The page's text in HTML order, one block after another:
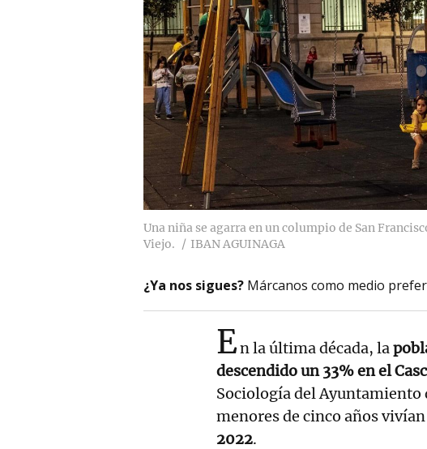
Una niña se agarra en un columpio de San
Viejo.
IBAN AGUINAGA
¿Ya nos sigues? Márcanos como medio
En la última década, la
descendido un 33% en el
Sociología del Ayuntamiento
menores de cinco años
2022.